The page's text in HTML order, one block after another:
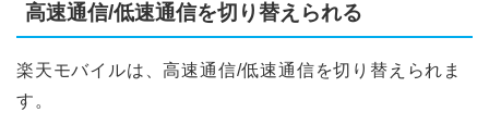
高速通信/低速通信を切り替えられる
楽天モバイルは、高速通信/低速通信を切り替えられま
す。